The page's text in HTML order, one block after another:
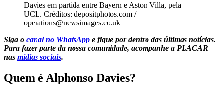
Davies em partida entre Bayern e Aston Villa, pela
UCL. Créditos: depositphotos.com /
operations@newsimages.co.uk
Siga o canal no WhatsApp e fique por dentro das últimas notícias.
Para fazer parte da nossa comunidade, acompanhe a PLACAR
nas mídias sociais.
Quem é Alphonso Davies?